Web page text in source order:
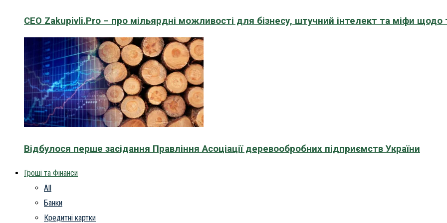
CEO Zakupivli.Pro – про мільярдні можливості для бізнесу, штучний інтелект та міфи щодо
Відбулося перше засідання Правління Асоціації деревообробних підприємств України
Гроші та Фінанси
All
Банки
Кредитні картки